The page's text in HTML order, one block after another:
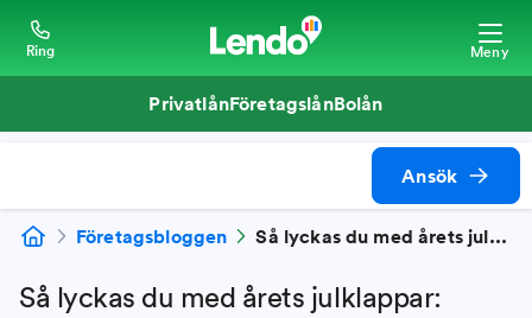
Ring Meny
PrivatlånFöretagslånBolån
Ansök
Företagsbloggen Så lyckas du med årets julklappar:
Så lyckas du med årets julklappar: